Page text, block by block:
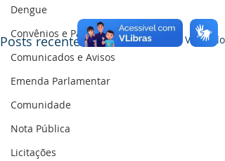
Dengue
Convênios e Parcerias
Comunicados e Avisos
Emenda Parlamentar
Comunidade
Nota Pública
Licitações
Posts recentes Ver tudo